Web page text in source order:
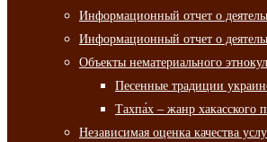
Информационный отчет о
Информационный отчет о
Объекты нематериального
Песенные традиции
Тахпа́х – жанр хакасского
Независимая оценка качества